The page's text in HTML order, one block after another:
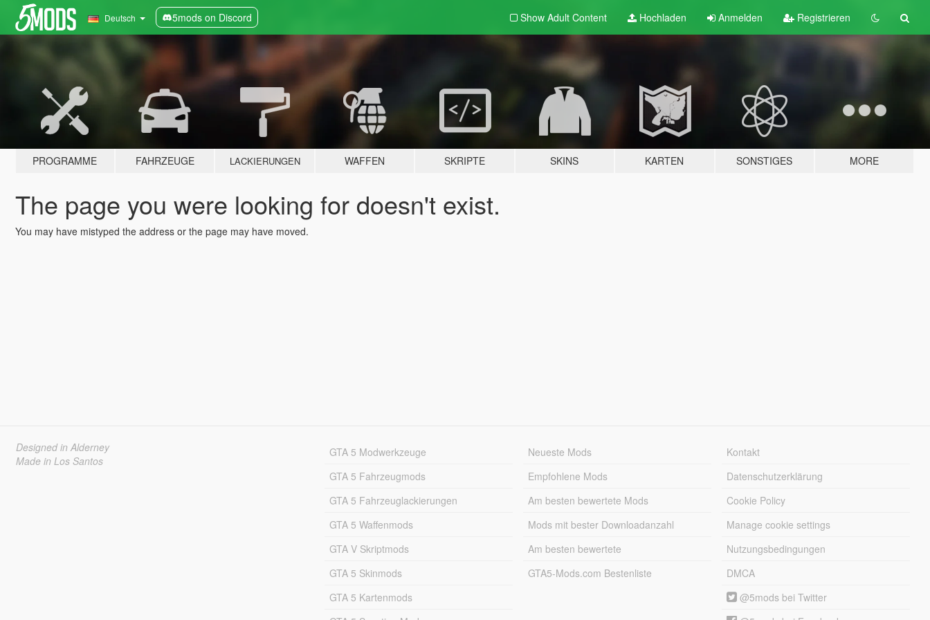
Deutsch 5mods on Discord Show Adult Content Hochladen Anmelden Registrieren
PROGRAMME FAHRZEUGE LACKIERUNGEN WAFFEN SKRIPTE SKINS KARTEN SONSTIGES MORE
The page you were looking for doesn't exist.
You may have mistyped the address or the page may have moved.
Designed in Alderney
Made in Los Santos
GTA 5 Modwerkzeuge
GTA 5 Fahrzeugmods
GTA 5 Fahrzeuglackierungen
GTA 5 Waffenmods
GTA V Skriptmods
GTA 5 Skinmods
GTA 5 Kartenmods
Neueste Mods
Empfohlene Mods
Am besten bewertete Mods
Mods mit bester Downloadanzahl
Am besten bewertete
GTA5-Mods.com Bestenliste
Kontakt
Datenschutzerklärung
Cookie Policy
Manage cookie settings
Nutzungsbedingungen
DMCA
@5mods bei Twitter